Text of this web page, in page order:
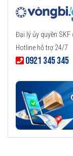
Đại lý ủy quyền
Hotline hỗ trợ 24/7
0921 345 345